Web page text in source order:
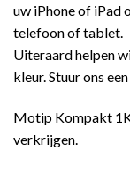
uw iPhone of iPad
telefoon of tablet.
Uiteraard helpen
kleur. Stuur ons een
Motip Kompakt
verkrijgen.